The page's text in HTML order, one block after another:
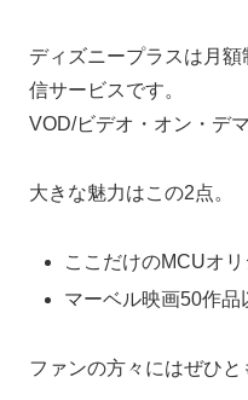
ディズニープラスは月
信サービスです。
VOD/ビデオ・オン・デ
大きな魅力はこの2点。
ここだけのMCUオ
マーベル映画50作品
ファンの方々にはぜひと